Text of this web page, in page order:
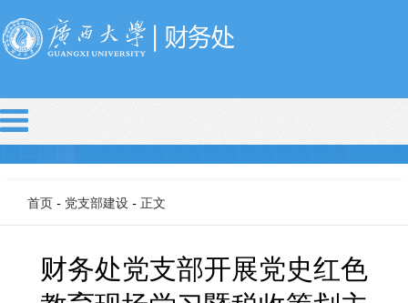
首页 - 党支部建设 - 正文
财务处党支部开展党史红色